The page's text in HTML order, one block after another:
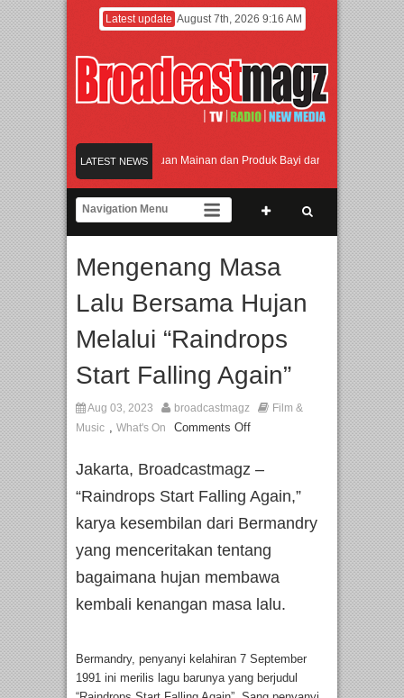
Latest update August 7th, 2026 9:16 AM
LATEST NEWS
Jakarta dengan Ribuan Mainan dan Produk Bayi dari Seluruh Dunia,
Gerbang Inovasi dan Peluang Bisnis Industri Gifts dan Housewares Asia
Perpaduan Warisan Dan Semangat Lokal, BIRKENSTOCK INDONESIA
Jakarta dengan Ribuan Mainan dan Produk Bayi dari Seluruh Dunia,
Mengenang Masa
Lalu Bersama Hujan
Melalui “Raindrops
Start Falling Again”
Aug 03, 2023 broadcastmagz
Film &
Music , What's On Comments Off
Jakarta, Broadcastmagz –
“Raindrops Start Falling Again,”
karya kesembilan dari Bermandry
yang menceritakan tentang
bagaimana hujan membawa
kembali kenangan masa lalu.
Bermandry, penyanyi kelahiran 7 September
1991 ini merilis lagu barunya yang berjudul